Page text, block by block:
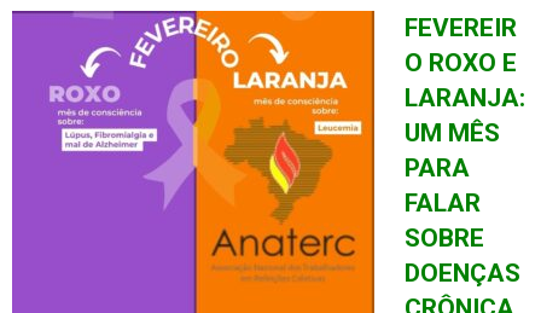
FEVEREIR
O ROXO E
LARANJA:
UM MÊS
PARA
FALAR
SOBRE
DOENÇAS